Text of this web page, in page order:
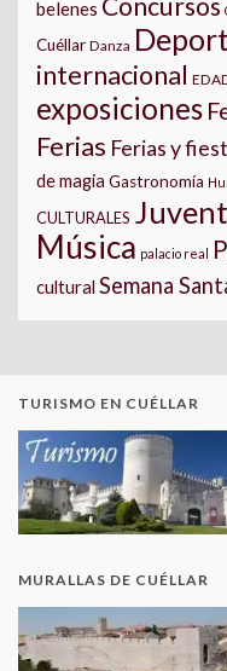
belenes
Cuéllar Danza
internacional
exposiciones
Ferias Ferias y
de magia Gastronomía
CULTURALES
Música palacio real
cultural Semana
TURISMO EN CUÉLLAR
MURALLAS DE CUÉLLAR